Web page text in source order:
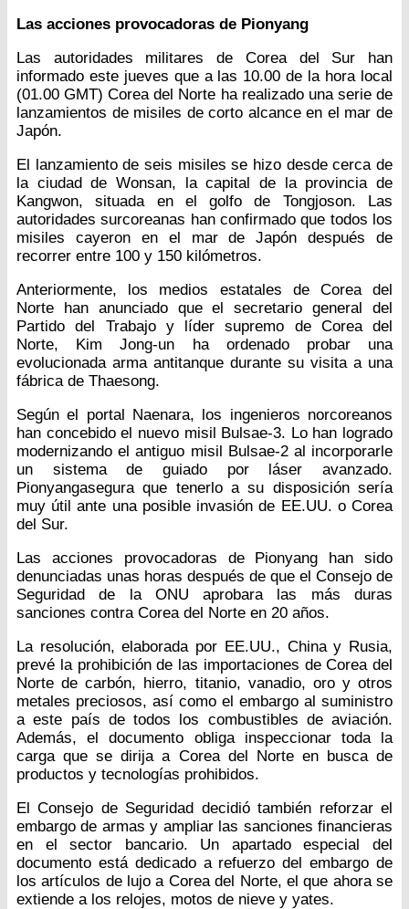
Las acciones provocadoras de Pionyang
Las autoridades militares de Corea del Sur han
informado este jueves que a las 10.00 de la hora local
(01.00 GMT) Corea del Norte ha realizado una serie de
lanzamientos de misiles de corto alcance en el mar de
Japón.
El lanzamiento de seis misiles se hizo desde cerca de
la ciudad de Wonsan, la capital de la provincia de
Kangwon, situada en el golfo de Tongjoson. Las
autoridades surcoreanas han confirmado que todos los
misiles cayeron en el mar de Japón después de
recorrer entre 100 y 150 kilómetros.
Anteriormente, los medios estatales de Corea del
Norte han anunciado que el secretario general del
Partido del Trabajo y líder supremo de Corea del
Norte, Kim Jong-un ha ordenado probar una
evolucionada arma antitanque durante su visita a una
fábrica de Thaesong.
Según el portal Naenara, los ingenieros norcoreanos
han concebido el nuevo misil Bulsae-3. Lo han logrado
modernizando el antiguo misil Bulsae-2 al incorporarle
un sistema de guiado por láser avanzado.
Pionyangasegura que tenerlo a su disposición sería
muy útil ante una posible invasión de EE.UU. o Corea
del Sur.
Las acciones provocadoras de Pionyang han sido
denunciadas unas horas después de que el Consejo de
Seguridad de la ONU aprobara las más duras
sanciones contra Corea del Norte en 20 años.
La resolución, elaborada por EE.UU., China y Rusia,
prevé la prohibición de las importaciones de Corea del
Norte de carbón, hierro, titanio, vanadio, oro y otros
metales preciosos, así como el embargo al suministro
a este país de todos los combustibles de aviación.
Además, el documento obliga inspeccionar toda la
carga que se dirija a Corea del Norte en busca de
productos y tecnologías prohibidos.
El Consejo de Seguridad decidió también reforzar el
embargo de armas y ampliar las sanciones financieras
en el sector bancario. Un apartado especial del
documento está dedicado a refuerzo del embargo de
los artículos de lujo a Corea del Norte, el que ahora se
extiende a los relojes, motos de nieve y yates.